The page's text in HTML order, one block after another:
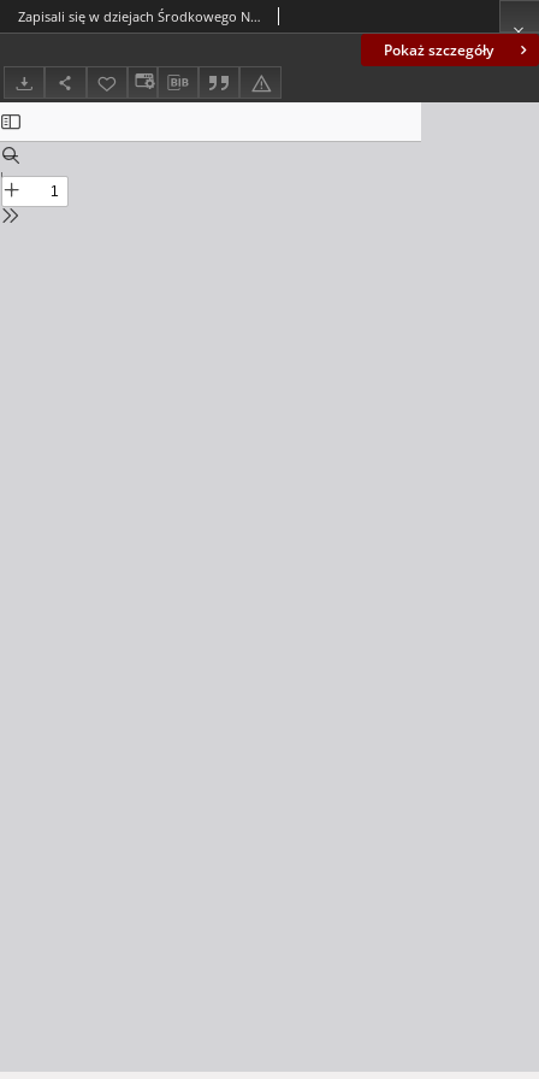
Pokaż szczegóły
Zapisali się w dziejach Środkowego Nadodrza : szkice biograficzne